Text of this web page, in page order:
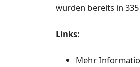
wurden bereits in
Links:
Mehr